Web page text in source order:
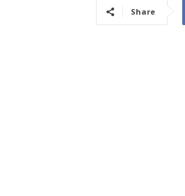
Share